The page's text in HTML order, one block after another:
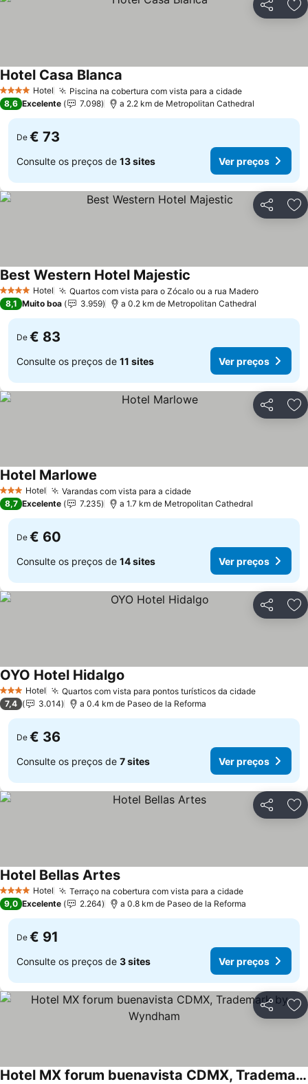
Partilhar
4 EstrelasHotel Piscina na cobertura com vista para a cidade
Hotel Casa Blanca
8,6 Excelente 7.098 a 2.2 km de Metropolitan Cathedral
De € 73
Consulte os preços de 13 sites Ver preços
Partilhar
4 EstrelasHotel Quartos com vista para o Zócalo ou a rua Madero
Best Western Hotel Majestic
8,1 Muito boa 3.959 a 0.2 km de Metropolitan Cathedral
De € 83
Consulte os preços de 11 sites Ver preços
Partilhar
3 EstrelasHotel Varandas com vista para a cidade
Hotel Marlowe
8,7 Excelente 7.235 a 1.7 km de Metropolitan Cathedral
De € 60
Consulte os preços de 14 sites Ver preços
Partilhar
3 EstrelasHotel Quartos com vista para pontos turísticos da cidade
OYO Hotel Hidalgo
7,4 3.014 a 0.4 km de Paseo de la Reforma
De € 36
Consulte os preços de 7 sites Ver preços
Partilhar
4 EstrelasHotel Terraço na cobertura com vista para a cidade
Hotel Bellas Artes
9,0 Excelente 2.264 a 0.8 km de Paseo de la Reforma
De € 91
Consulte os preços de 3 sites Ver preços
Partilhar
Hotel MX forum buenavista CDMX, Trademark by Wyndham